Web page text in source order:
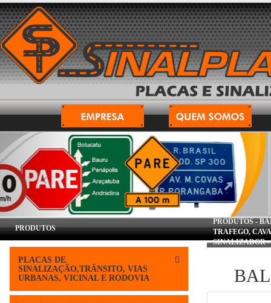
PRODUTOS
PLACAS DE
SINALIZAÇÃO,TRÂNSITO, VIAS
URBANAS, VICINAL E RODOVIA
PRODUTOS -
TRAFEGO,
SINALIZADOR-